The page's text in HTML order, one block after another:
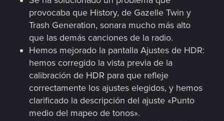
provocaba que History, de Gazelle Twin y
Trash Generation, sonara mucho más alto
que las demás canciones de la radio.
Hemos mejorado la pantalla Ajustes de HDR:
hemos corregido la vista previa de la
calibración de HDR para que refleje
correctamente los ajustes elegidos, y hemos
clarificado la descripción del ajuste «Punto
medio del mapeo de tonos».